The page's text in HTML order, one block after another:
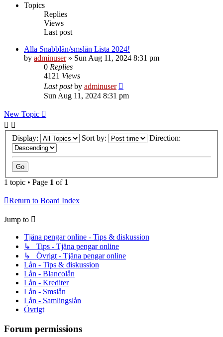
Topics
Replies
Views
Last post
Alla Snabblån/smslån Lista 2024!
by adminuser» Sun Aug 11, 2024 8:31 pm
0 Replies
4121 Views
Last postby adminuser
Sun Aug 11, 2024 8:31 pm
New Topic
Display: Sort by: Direction:
1 topic • Page 1 of 1
Return to Board Index
Jump to
Tjäna pengar online - Tips & diskussion
↳ Tips - Tjäna pengar online
↳ Övrigt - Tjäna pengar online
Lån - Tips & diskussion
Lån - Blancolån
Lån - Krediter
Lån - Smslån
Lån - Samlingslån
Övrigt
Forum permissions